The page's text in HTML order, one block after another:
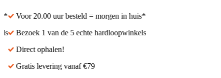
Voor 20.00 uur besteld = morgen in huis*
Bezoek 1 van de 5 echte hardloopwinkels
Direct ophalen!
Gratis levering vanaf €79